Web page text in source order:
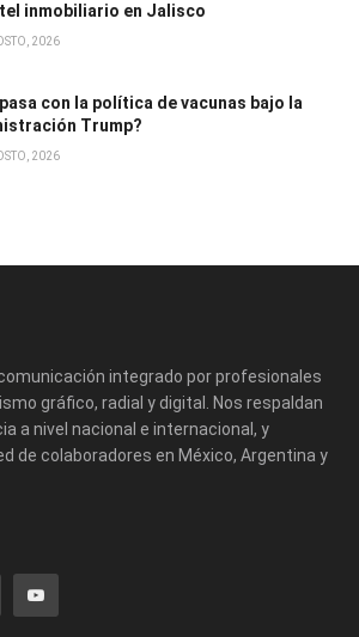
inmobiliario en Jalisco
2026
con la política de vacunas bajo la
Trump?
2026
integrado por profesionales
gráfico, radial y digital. Nos respaldan
a nivel nacional e internacional, y
de colaboradores en México, Argentina y